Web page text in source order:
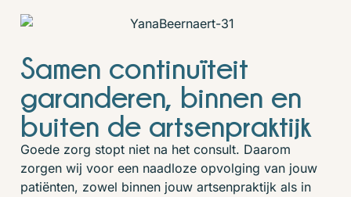
Samen continuïteit
garanderen, binnen en
buiten de artsenpraktijk
Goede zorg stopt niet na het consult. Daarom
zorgen wij voor een naadloze opvolging van jouw
patiënten, zowel binnen jouw artsenpraktijk als in